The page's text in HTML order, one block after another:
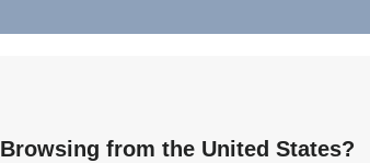
Browsing from the United States?